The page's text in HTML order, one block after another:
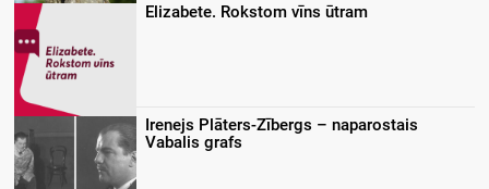
Elizabete. Rokstom vīns ūtram
Irenejs Plāters-Zībergs – naparostais
Vabalis grafs